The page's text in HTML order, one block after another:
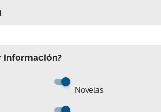
información?
Novelas